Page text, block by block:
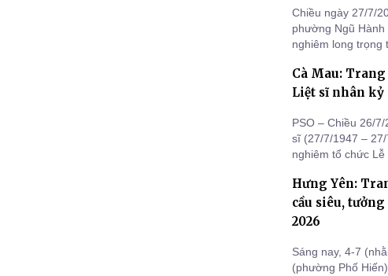
Chiều ngày 27/7/
phường Ngũ
nghiêm long trọng
quốc.
Cà Mau:
Liệt sĩ nhân
PSO – Chiều 26/
sĩ (27/7/1947 –
nghiêm tổ chức Lễ
tưởng nhớ và tri
nghiệ
Hưng Yên:
cầu siêu,
2026
Sáng nay, 4-7
(phường Phố